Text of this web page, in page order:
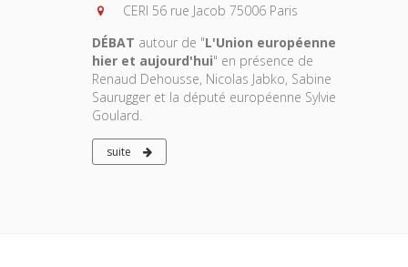
CERI 56 rue Jacob 75006 Paris
DÉBAT autour de "L'Union européenne
hier et aujourd'hui" en présence de
Renaud Dehousse, Nicolas Jabko, Sabine
Saurugger et la député européenne Sylvie
Goulard.
suite